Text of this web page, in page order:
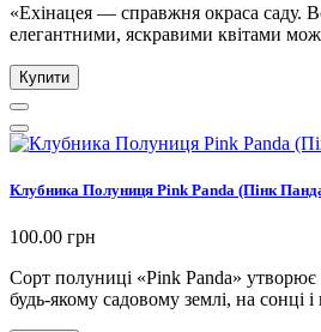
«Ехінацея — справжня окраса саду.
елегантними, яскравими квітами
Купити
Клубника Полуниця Pink Panda (Пінк
100.00 грн
Сорт полуниці «Pink Panda» утворює
будь-якому садовому землі, на сонці і